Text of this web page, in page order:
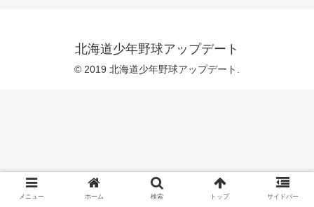
北海道少年野球アップデート
© 2019 北海道少年野球アップデート.
メニュー ホーム 検索 トップ サイドバー